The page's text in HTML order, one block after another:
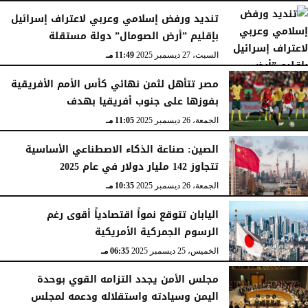
تنديد ورفض إسلامي وعربي لاعتراف إسرائيل
بإقليم ”أرض الصومال” دولة مستقلة
السبت، 27 ديسمبر 2025 11:49 مـ
مصر تتأهل لثمن نهائي كأس الأمم الأفريقية
بفوزها على جنوب أفريقيا بهدف
الجمعة، 26 ديسمبر 2025 11:05 مـ
الصين: صناعة الذكاء الاصطناعي الأساسية
تتجاوز 142 مليار دولار في عام 2025
الجمعة، 26 ديسمبر 2025 10:35 مـ
اليابان تتوقع نمواً اقتصادياً أقوى رغم
الرسوم الجمركية الأمريكية
الخميس، 25 ديسمبر 2025 06:35 مـ
مجلس الأمن يجدد التزامه القوي بوحدة
اليمن وسيادته واستقلاله ودعمه لمجلس